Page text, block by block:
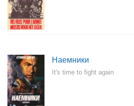
Наемники
It's time to fight again